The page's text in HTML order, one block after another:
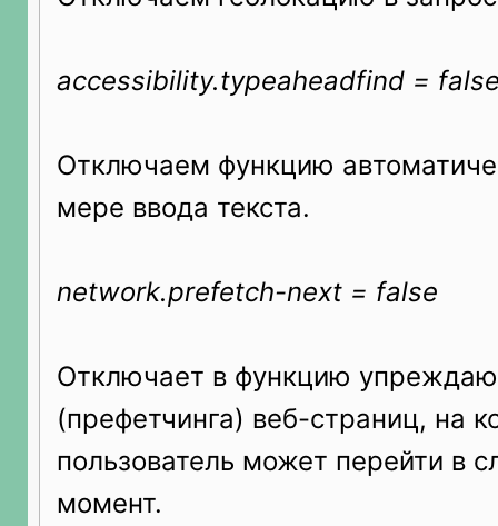
accessibility.typeaheadfind =
Отключаем функцию
мере ввода текста.
network.prefetch-next = false
Отключает в функцию
(префетчинга) веб-страниц, на
пользователь может перейти в
момент.